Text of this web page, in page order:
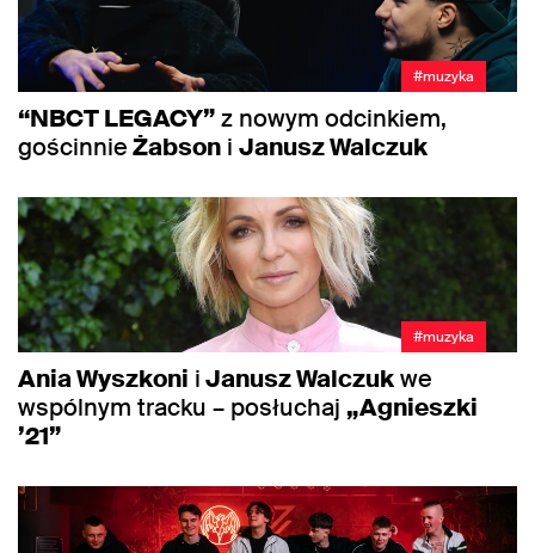
#muzyka
“NBCT LEGACY”z nowym odcinkiem,
gościnnieŻabson i Janusz Walczuk
#muzyka
Ania Wyszkoni iJanusz Walczukwe
wspólnym tracku – posłuchaj „Agnieszki
’21”